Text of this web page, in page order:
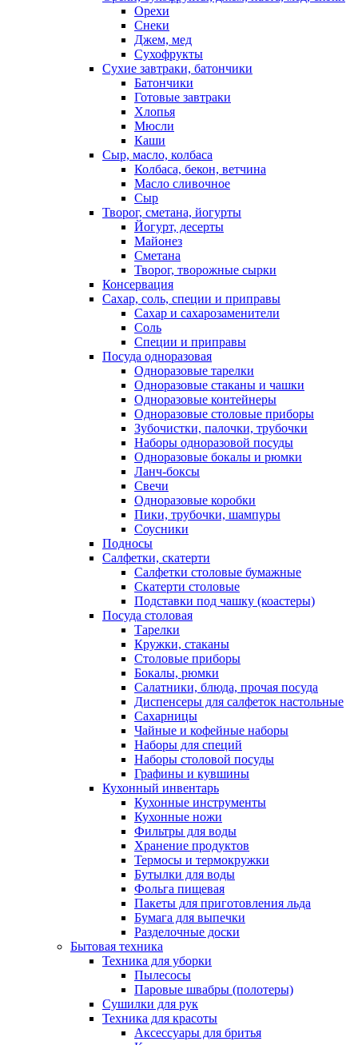
Орехи
Снеки
Джем, мед
Сухофрукты
Сухие завтраки, батончики
Батончики
Готовые завтраки
Хлопья
Мюсли
Каши
Сыр, масло, колбаса
Колбаса, бекон, ветчина
Масло сливочное
Сыр
Творог, сметана, йогурты
Йогурт, десерты
Майонез
Сметана
Творог, творожные сырки
Консервация
Сахар, соль, специи и приправы
Сахар и сахарозаменители
Соль
Специи и приправы
Посуда одноразовая
Одноразовые тарелки
Одноразовые стаканы и чашки
Одноразовые контейнеры
Одноразовые столовые приборы
Зубочистки, палочки, трубочки
Наборы одноразовой посуды
Одноразовые бокалы и рюмки
Ланч-боксы
Свечи
Одноразовые коробки
Пики, трубочки, шампуры
Соусники
Подносы
Салфетки, скатерти
Салфетки столовые бумажные
Скатерти столовые
Подставки под чашку (коастеры)
Посуда столовая
Тарелки
Кружки, стаканы
Столовые приборы
Бокалы, рюмки
Салатники, блюда, прочая посуда
Диспенсеры для салфеток настольные
Сахарницы
Чайные и кофейные наборы
Наборы для специй
Наборы столовой посуды
Графины и кувшины
Кухонный инвентарь
Кухонные инструменты
Кухонные ножи
Фильтры для воды
Хранение продуктов
Термосы и термокружки
Бутылки для воды
Фольга пищевая
Пакеты для приготовления льда
Бумага для выпечки
Разделочные доски
Бытовая техника
Техника для уборки
Пылесосы
Паровые швабры (полотеры)
Сушилки для рук
Техника для красоты
Аксессуары для бритья